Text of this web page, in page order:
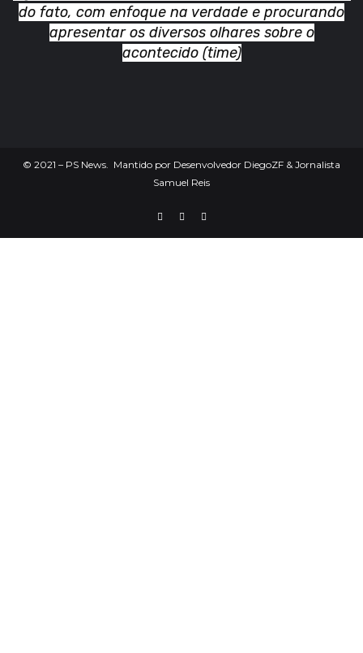
do fato, com enfoque na verdade e procurando
apresentar os diversos olhares sobre o
acontecido (time)
© 2021 – PS News. Mantido por Desenvolvedor DiegoZF & Jornalista
Samuel Reis